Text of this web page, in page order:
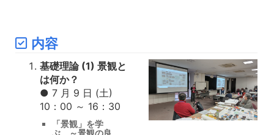
内容
基礎理論 (1) 景観と
は何か？
● 7 月 9 日 (土)
10：00 ～ 16：30
「景観」を学
ぶ ～景観の良